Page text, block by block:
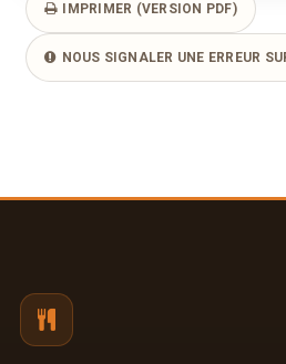
IMPRIMER (VERSION PDF)
NOUS SIGNALER UNE ERREUR